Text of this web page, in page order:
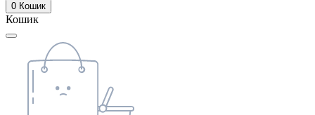
0 Кошик
Кошик